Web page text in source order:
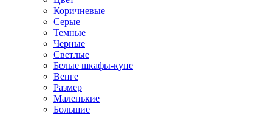
Коричневые
Серые
Темные
Черные
Светлые
Белые шкафы-купе
Венге
Размер
Маленькие
Большие